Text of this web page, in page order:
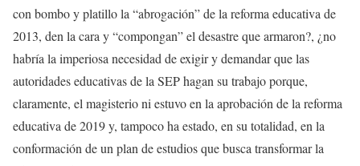
con bombo y platillo la “abrogación” de la reforma educativa de
2013, den la cara y “compongan” el desastre que armaron?, ¿no
habría la imperiosa necesidad de exigir y demandar que las
autoridades educativas de la SEP hagan su trabajo porque,
claramente, el magisterio ni estuvo en la aprobación de la reforma
educativa de 2019 y, tampoco ha estado, en su totalidad, en la
conformación de un plan de estudios que busca transformar la